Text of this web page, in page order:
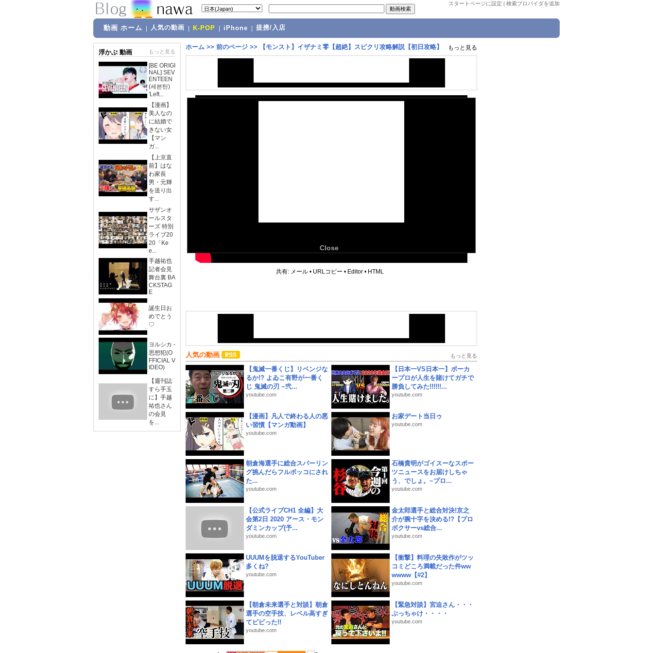
スタートページに設定 | 検索プロバイダを追加
動画 ホーム 人気の動画 K-POP iPhone 提携/入店
浮かぶ 動画 もっと見る
[BE ORIGI
NAL] SEV
ENTEEN
(세븐틴)
'Left...
【漫画】
美人なの
に結婚で
きない女
【マン
ガ...
【上京直
前】はな
わ家長
男・元輝
を送り出
す...
サザンオ
ールスタ
ーズ 特別
ライブ20
20「Ke
e...
手越祐也
記者会見
舞台裏 BA
CKSTAG
E
誕生日お
めでとう
♡
ヨルシカ -
思想犯(O
FFICIAL V
IDEO)
【週刊誌
すら手玉
に】手越
祐也さん
の会見
を...
ホーム >> 前のページ >> 【モンスト】イザナミ零【超絶】スピクリ攻略解説【初日攻略】 もっと見る
Close
共有: メール • URLコピー • Editor • HTML
人気の動画 もっと見る
【鬼滅一番くじ】リベンジな
るか!? よゐこ有野が一番く
じ 鬼滅の刃 ~弐...
youtube.com
【日本一VS日本一】ポーカ
ープロが人生を賭けてガチで
勝負してみた!!!!!!...
youtube.com
【漫画】凡人で終わる人の悪
い習慣【マンガ動画】
youtube.com
お家デート当日ゥ
youtube.com
朝倉海選手に総合スパーリン
グ挑んだらフルボッコにされ
た...
youtube.com
石橋貴明がゴイスーなスポー
ツニュースをお届けしちゃ
う、でしょ。~プロ...
youtube.com
【公式ライブCH1 全編】大
会第2日 2020 アース・モン
ダミンカップ(予...
youtube.com
金太郎選手と総合対決!京之
介が腕十字を決める!?【プロ
ボクサーvs総合...
youtube.com
UUUMを脱退するYouTuber
多くね?
youtube.com
【衝撃】料理の失敗作がツッ
コミどころ満載だった件ww
wwww【#2】
youtube.com
【朝倉未来選手と対談】朝倉
選手の空手技、レベル高すぎ
てビビった!!
youtube.com
【緊急対談】宮迫さん・・・
ぶっちゃけ・・・・
youtube.com